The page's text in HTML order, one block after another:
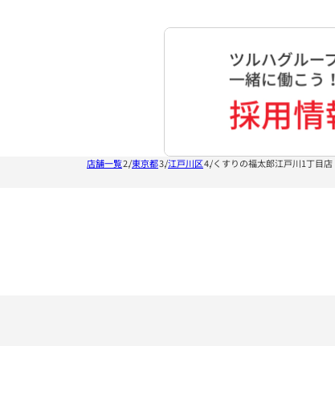
店舗一覧 東京都 江戸川区 くすりの福太郎江戸川1丁目店